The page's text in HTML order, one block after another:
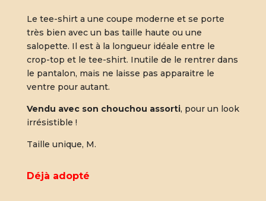
Le tee-shirt a une coupe moderne et se porte
très bien avec un bas taille haute ou une
salopette. Il est à la longueur idéale entre le
crop-top et le tee-shirt. Inutile de le rentrer dans
le pantalon, mais ne laisse pas apparaitre le
ventre pour autant.
Vendu avec son chouchou assorti, pour un look
irrésistible !
Taille unique, M.
Déjà adopté